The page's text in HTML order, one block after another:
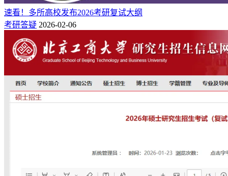
4、临场心态与应变能力：重点考察考生是否具备积极阳光的
心态、中立不偏激的答题原则，以及考场抗压能力、突发问题
考研复试的备考没有捷径，所有考察要点都需要提前打磨、充
分准备，建议各位考生趁早进入备考状态，不打无准备之仗！
速看！多所高校发布2026考研复试大纲
考研答疑 2026-02-06